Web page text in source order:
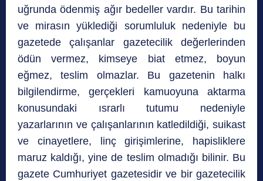
uğrunda ödenmiş ağır bedeller vardır. Bu tarihin
ve mirasın yüklediği sorumluluk nedeniyle bu
gazetede çalışanlar gazetecilik değerlerinden
ödün vermez, kimseye biat etmez, boyun
eğmez, teslim olmazlar. Bu gazetenin halkı
bilgilendirme, gerçekleri kamuoyuna aktarma
konusundaki ısrarlı tutumu nedeniyle
yazarlarının ve çalışanlarının katledildiği, suikast
ve cinayetlere, linç girişimlerine, hapisliklere
maruz kaldığı, yine de teslim olmadığı bilinir. Bu
gazete Cumhuriyet gazetesidir ve bir gazetecilik